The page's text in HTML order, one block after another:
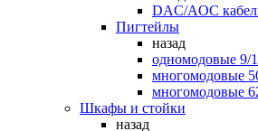
DAC/AOC
Пигтейлы
назад
одномодовые 9/
многомодовые
многомодовые
Шкафы и стойки
назад